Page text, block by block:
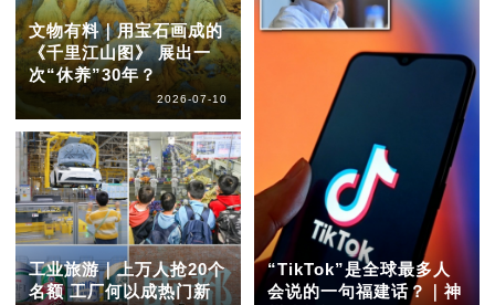
文物有料｜用宝石画成的
《千里江山图》 展出一
次“休养”30年？
2026-07-10
工业旅游｜上万人抢20个
名额 工厂何以成热门新
“TikTok”是全球最多人
会说的一句福建话？｜神